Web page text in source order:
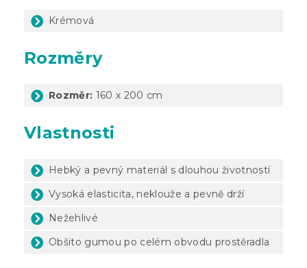
Krémová
Rozměry
Rozměr: 160 x 200 cm
Vlastnosti
Hebký a pevný materiál s dlouhou životností
Vysoká elasticita, neklouže a pevně drží
Nežehlivé
Obšito gumou po celém obvodu prostěradla